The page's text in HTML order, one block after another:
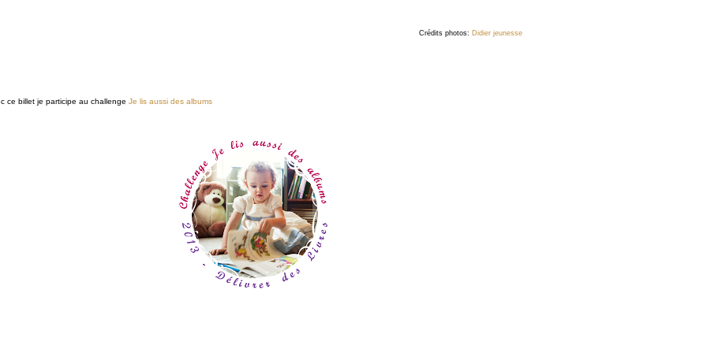
Crédits photos: Didier jeunesse
ce billet je participe au challenge Je lis aussi des albums